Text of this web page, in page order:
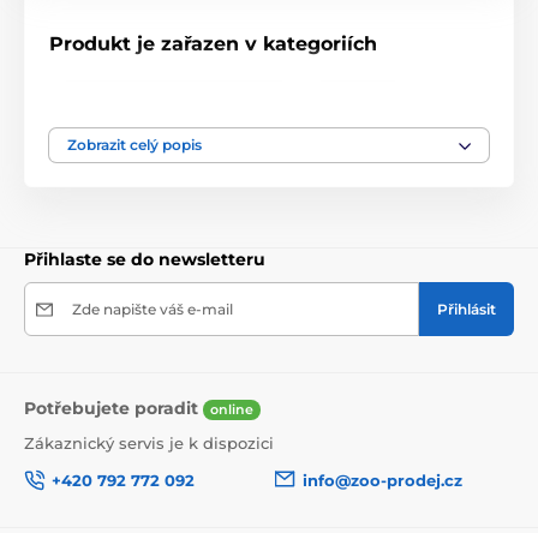
Produkt je zařazen v kategoriích
postroje
Zobrazit celý popis
Přihlaste se do newsletteru
Zde napište váš e-mail Přihlásit
Potřebujete poradit online
Zákaznický servis je k dispozici
+420 792 772 092
info@zoo-prodej.cz